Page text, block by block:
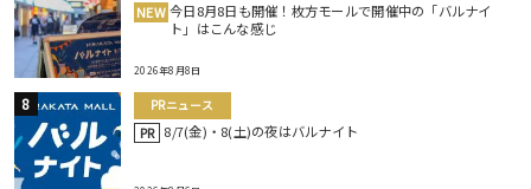
NEW 今日8月8日も開催！枚方モールで開催中の「バルナイ
ト」はこんな感じ
2026年8月8日
PRニュース
PR 8/7(金)・8(土)の夜はバルナイト